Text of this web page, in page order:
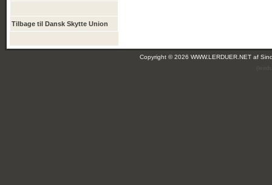
Tilbage til Dansk Skytte Union
Copyright © 2026 WWW.LERDUER.NET af